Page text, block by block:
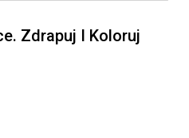
Zdrapuj I Koloruj